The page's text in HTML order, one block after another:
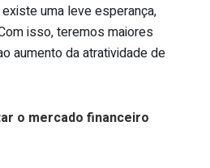
uma leve esperança,
isso, teremos maiores
aumento da atratividade de
o mercado financeiro